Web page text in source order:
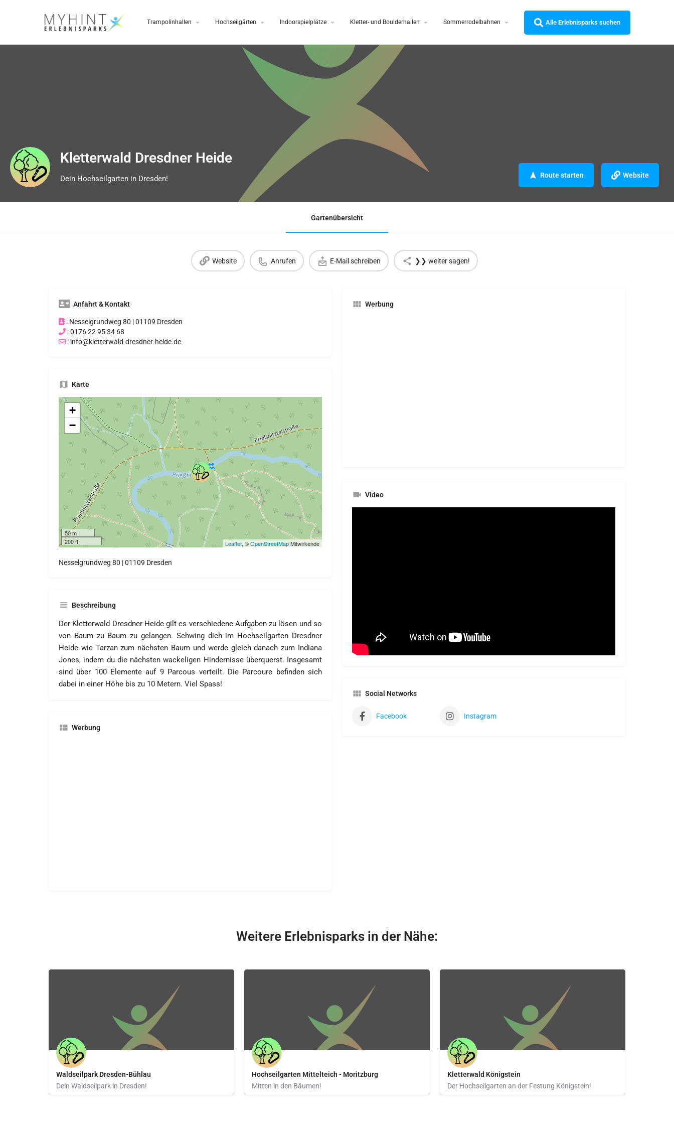
Trampolinhallen Hochseilgärten Indoorspielplätze Kletter- und Boulderhallen Sommerrodelbahnen Alle Erlebnisparks suchen
Kletterwald Dresdner Heide
Dein Hochseilgarten in Dresden! Route starten Website
Gartenübersicht
Website Anrufen E-Mail schreiben ❯❯ weiter sagen!
Anfahrt & Kontakt
: Nesselgrundweg 80 | 01109 Dresden
: 0176 22 95 34 68
: info@kletterwald-dresdner-heide.de
Karte
+
−
50 m
200 ft
Leaflet, ©OpenStreetMapMitwirkende
Nesselgrundweg 80 | 01109 Dresden
Beschreibung
Der Kletterwald Dresdner Heide gilt es verschiedene Aufgaben zu lösen und so
von Baum zu Baum zu gelangen. Schwing dich im Hochseilgarten Dresdner
Heide wie Tarzan zum nächsten Baum und werde gleich danach zum Indiana
Jones, indem du die nächsten wackeligen Hindernisse überquerst. Insgesamt
sind über 100 Elemente auf 9 Parcous verteilt. Die Parcoure befinden sich
dabei in einer Höhe bis zu 10 Metern. Viel Spass!
Werbung
Werbung
Video
Social Networks
Facebook Instagram
Weitere Erlebnisparks in der Nähe:
Waldseilpark Dresden-Bühlau
Dein Waldseilpark in Dresden!
Hochseilgarten Mittelteich - Moritzburg
Mitten in den Bäumen!
Kletterwald Königstein
Der Hochseilgarten an der Festung Königstein!